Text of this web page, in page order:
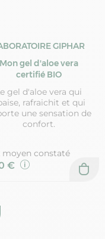
GIPHAR
Mon gel d'aloe vera
certifié BIO
gel d'aloe vera qui
rafraichit et qui
une sensation de
confort.
moyen constaté
€